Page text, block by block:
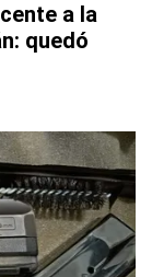
a la
quedó